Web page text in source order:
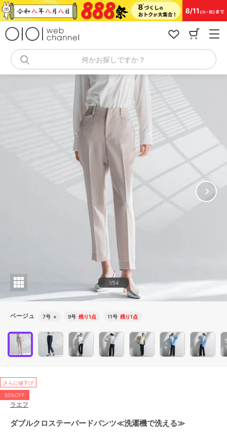
コ
ン
キ
何かお探しですか？
1/54
ベージュ 7号 × 9号 残り1点 11号 残り1点
さらに値下げ
50%OFF
ラエフ
ダブルクロステーパードパンツ≪洗濯機で洗える≫